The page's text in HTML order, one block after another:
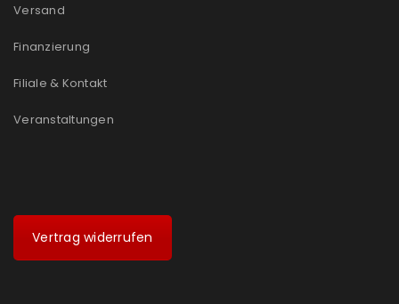
Versand
Finanzierung
Filiale & Kontakt
Veranstaltungen
Vertrag widerrufen